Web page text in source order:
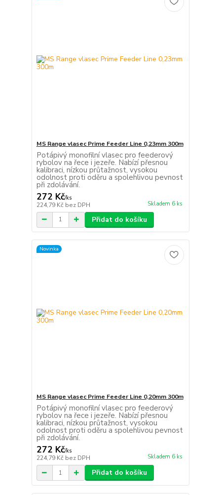
MS Range vlasec Prime Feeder Line 0,23mm 300m
Potápivý monofilní vlasec pro feederový
rybolov na řece i jezeře. Nabízí přesnou
kalibraci, nízkou průtažnost, vysokou
odolnost proti oděru a spolehlivou pevnost
při zdolávání.
272 Kč/ks
224,79 Kč bez DPH Skladem 6 ks
Přidat do košíku
Novinka
MS Range vlasec Prime Feeder Line 0,20mm 300m
Potápivý monofilní vlasec pro feederový
rybolov na řece i jezeře. Nabízí přesnou
kalibraci, nízkou průtažnost, vysokou
odolnost proti oděru a spolehlivou pevnost
při zdolávání.
272 Kč/ks
224,79 Kč bez DPH Skladem 6 ks
Přidat do košíku